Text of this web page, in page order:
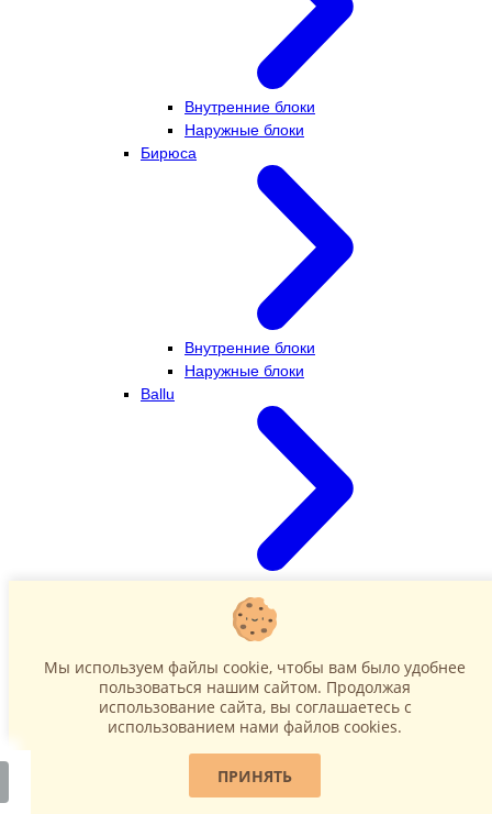
Внутренние блоки
Наружные блоки
Бирюса
Внутренние блоки
Наружные блоки
Ballu
Наружные блоки
Мы используем файлы cookie, чтобы вам было удобнее
пользоваться нашим сайтом. Продолжая
использование сайта, вы соглашаетесь c
использованием нами файлов cookies.
ПРИНЯТЬ